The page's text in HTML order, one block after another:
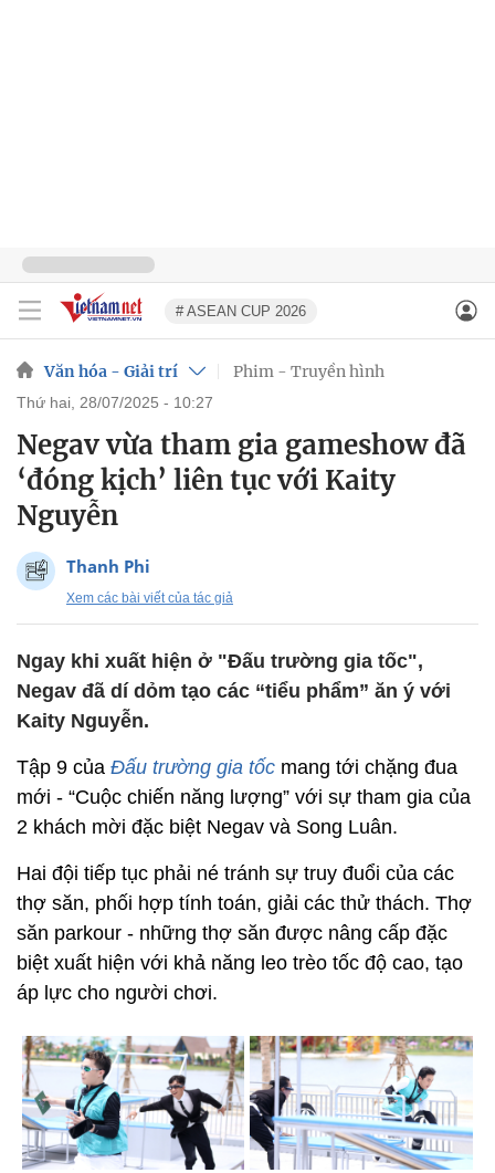
# ASEAN CUP 2026
Văn hóa - Giải trí Phim - Truyền hình
thứ hai, 28/07/2025 - 10:27
Negav vừa tham gia gameshow đã
‘đóng kịch’ liên tục với Kaity
Nguyễn
Thanh Phi
Xem các bài viết của tác giả
Ngay khi xuất hiện ở "Đấu trường gia tốc",
Negav đã dí dỏm tạo các “tiểu phẩm” ăn ý với
Kaity Nguyễn.
Tập 9 của Đấu trường gia tốc mang tới chặng đua
mới - “Cuộc chiến năng lượng” với sự tham gia của
2 khách mời đặc biệt Negav và Song Luân.
Hai đội tiếp tục phải né tránh sự truy đuổi của các
thợ săn, phối hợp tính toán, giải các thử thách. Thợ
săn parkour - những thợ săn được nâng cấp đặc
biệt xuất hiện với khả năng leo trèo tốc độ cao, tạo
áp lực cho người chơi.